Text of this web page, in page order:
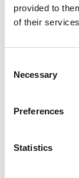
provided to
of their
Selection
Necessary
Preferences
Statistics
CEO |